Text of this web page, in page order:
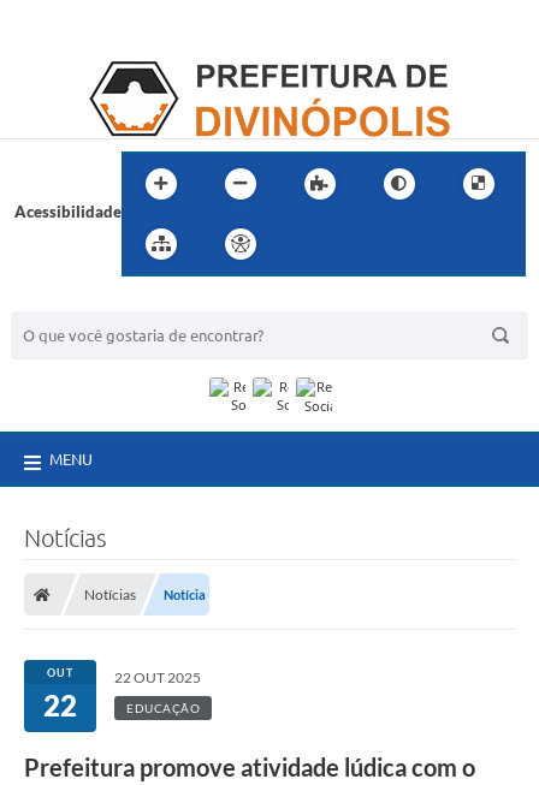
Acessibilidade
MENU
Notícias
Notícias Notícia
OUT
22
22 OUT 2025
EDUCAÇÃO
Prefeitura promove atividade lúdica com o